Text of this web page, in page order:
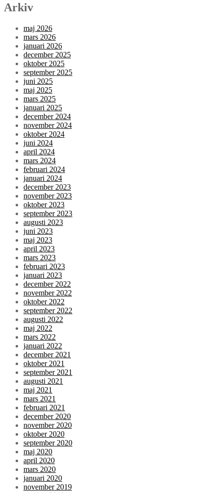
Arkiv
maj 2026
mars 2026
januari 2026
december 2025
oktober 2025
september 2025
juni 2025
maj 2025
mars 2025
januari 2025
december 2024
november 2024
oktober 2024
juni 2024
april 2024
mars 2024
februari 2024
januari 2024
december 2023
november 2023
oktober 2023
september 2023
augusti 2023
juni 2023
maj 2023
april 2023
mars 2023
februari 2023
januari 2023
december 2022
november 2022
oktober 2022
september 2022
augusti 2022
maj 2022
mars 2022
januari 2022
december 2021
oktober 2021
september 2021
augusti 2021
maj 2021
mars 2021
februari 2021
december 2020
november 2020
oktober 2020
september 2020
maj 2020
april 2020
mars 2020
januari 2020
november 2019